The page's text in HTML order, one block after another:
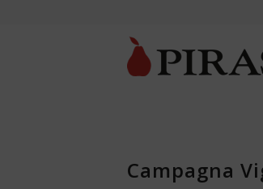
Campagna